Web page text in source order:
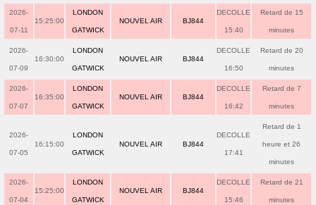
2026-
07-11
15:25:00
LONDON
GATWICK
NOUVEL AIR BJ844
DECOLLE
15:40
Retard de 15
minutes
2026-
07-09
16:30:00
LONDON
GATWICK
NOUVEL AIR BJ844
DECOLLE
16:50
Retard de 20
minutes
2026-
07-07
16:35:00
LONDON
GATWICK
NOUVEL AIR BJ844
DECOLLE
16:42
Retard de 7
minutes
2026-
07-05
16:15:00
LONDON
GATWICK
NOUVEL AIR BJ844
DECOLLE
17:41
Retard de 1
heure et 26
minutes
2026-
07-04
15:25:00
LONDON
GATWICK
NOUVEL AIR BJ844
DECOLLE
15:46
Retard de 21
minutes